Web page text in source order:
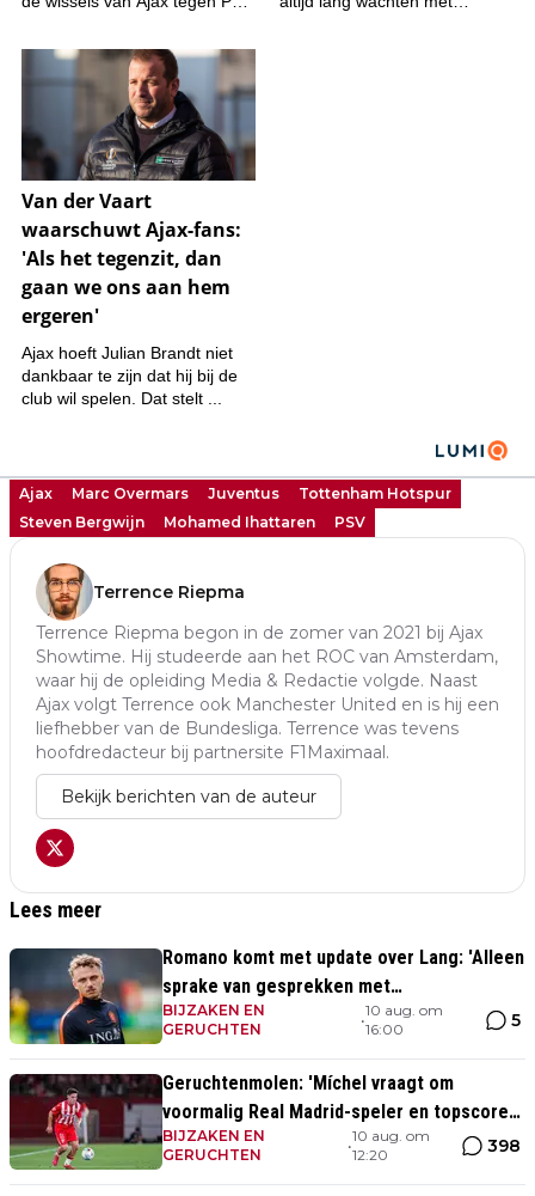
Ajax Marc Overmars Juventus
Tottenham Hotspur
Steven Bergwijn
Mohamed Ihattaren PSV
Terrence Riepma
Terrence Riepma begon in de zomer van 2021 bij Ajax
Showtime. Hij studeerde aan het ROC van Amsterdam,
waar hij de opleiding Media & Redactie volgde. Naast
Ajax volgt Terrence ook Manchester United en is hij een
liefhebber van de Bundesliga. Terrence was tevens
hoofdredacteur bij partnersite F1Maximaal.
Bekijk berichten van de auteur
Lees meer
Romano komt met update over Lang: 'Alleen
sprake van gesprekken met
zaakwaarnemers speler'
BIJZAKEN EN
GERUCHTEN
•
10 aug. om
16:00
5
Geruchtenmolen: 'Míchel vraagt om
voormalig Real Madrid-speler en topscorer
Segunda División'
BIJZAKEN EN
GERUCHTEN
•
10 aug. om
12:20
398